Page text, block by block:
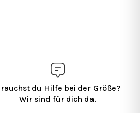
du Hilfe bei der Größe?
Wir sind für dich da.